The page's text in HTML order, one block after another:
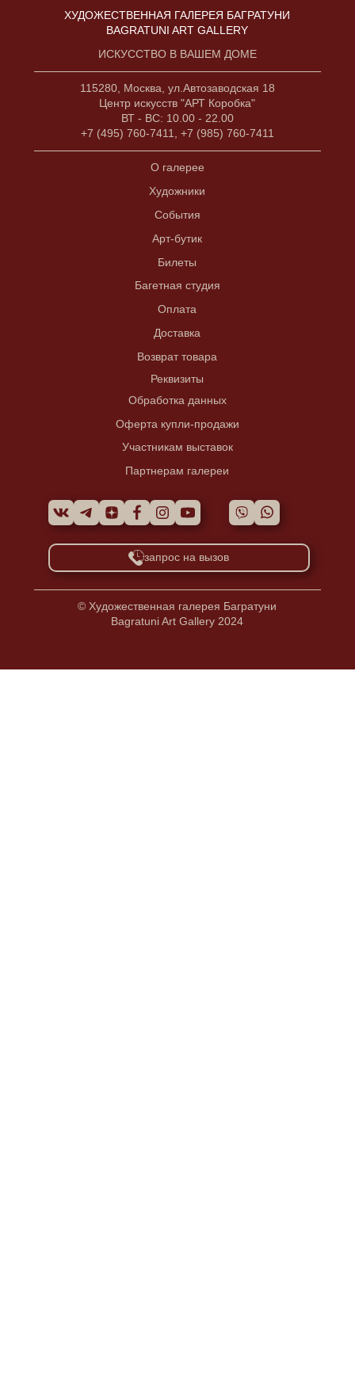
ХУДОЖЕСТВЕННАЯ ГАЛЕРЕЯ БАГРАТУНИ
BAGRATUNI ART GALLERY
ИСКУССТВО В ВАШЕМ ДОМЕ
115280, Москва, ул.Автозаводская 18
Центр искусств "АРТ Коробка"
ВТ - ВС: 10.00 - 22.00
+7 (495) 760-7411, +7 (985) 760-7411
О галерее
Художники
События
Арт-бутик
Билеты
Багетная студия
Оплата
Доставка
Возврат товара
Реквизиты
Обработка данных
Оферта купли-продажи
Участникам выставок
Партнерам галереи
запрос на вызов
© Художественная галерея Багратуни
Bagratuni Art Gallery 2024